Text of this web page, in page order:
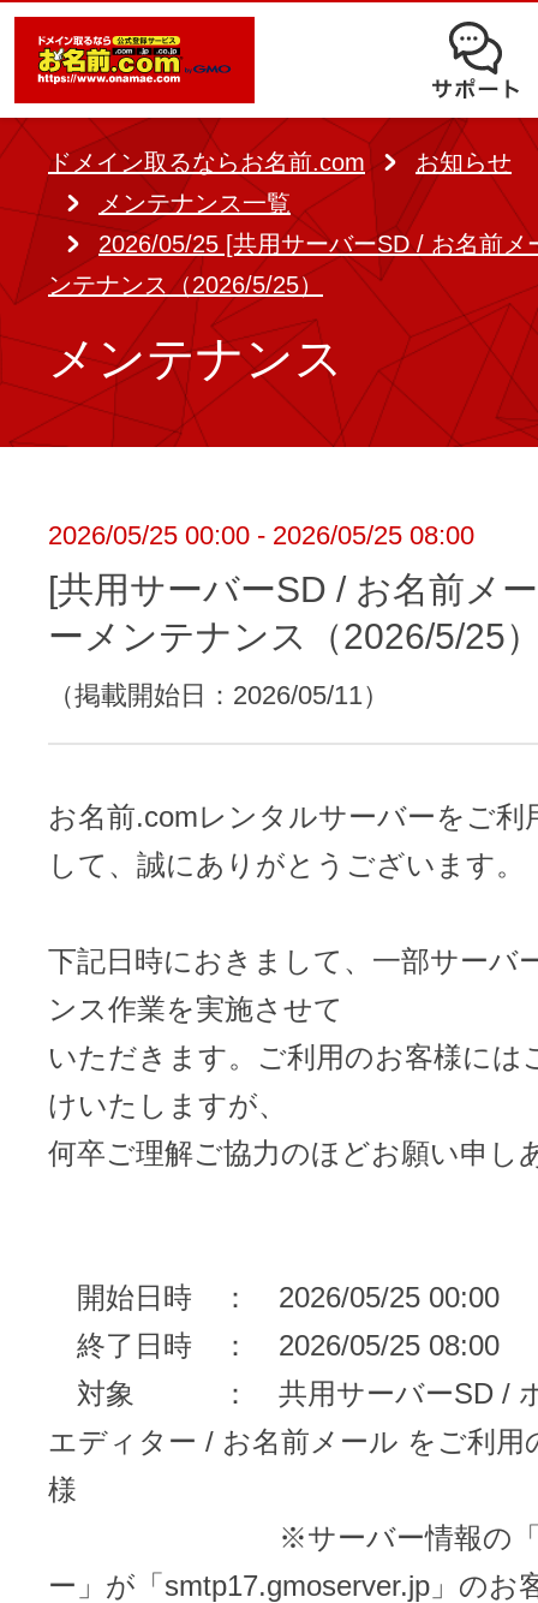
ドメインの期限を更新する
ドメイン更新
ドメイン更新とは
登録者情報変更/ドメインの譲
登録情報変更
ドメインの登録/更新/移管料金
料金一覧
ドメイン 永久無料 （ドメイン
ドメイン × サーバー同時登録
中古ドメインオークション
バックオーダー
.jpドメインバックオーダー
.com/.netドメインバックオ
コラム
中古ドメインのSEO効果は？
使いやすさと高機能の両立を実現
独自ドメイン＋サーバーが初期費用
SSLも無料でコストパフォーマンス
レンタルサーバー
AIホームページパック
も、AIにまかせてホームページを簡
ことが可能です。
AIホームページパック
お名前.comなら良質な有料
WordPressテーマShop
メール配信システム
メールマーケティング
VPS
Linuxの運用に最適な仮想化環境を用
ドメインオプション
ドメイン登録者宛のメール転送も可
Whois情報公開代行
お持ちのドメインを売るなら
ドメイン売買サービス
レンタルDNS/セカンダリDNS
DNS管理サービス
あんしん廃止
管理画面内での操作制限を可能に
ドメインプロテクション
メール転送/URL転送
サポート
サービスに関するご不明点を
よくある質問
ヘルプ
契約管理画面（お名前.com Navi）の
サーバー設定のご案内
不正利用の報告
SPAMや違法サイトの報告は
メンテナンスと障害情報のお知らせ
メンテナンス・障害情報
お問い合わせ
メール・電話・チャットはこ
販売パートナー制度
ドメイン取るならお名前.com
お知らせ
メンテナンス一覧
2026/05/25 [共用サーバーSD / お名前メ
ンテナンス（2026/5/25）
メンテナンス
2026/05/25 00:00 - 2026/05/25 08:00
[共用サーバーSD / お名前メ
ーメンテナンス（2026/5/25
（掲載開始日：2026/05/11）
お名前.comレンタルサーバーをご利
して、誠にありがとうございます。
下記日時におきまして、一部サーバ
ンス作業を実施させて
いただきます。ご利用のお客様には
けいたしますが、
何卒ご理解ご協力のほどお願い申し
開始日時 ： 2026/05/25 00:00
終了日時 ： 2026/05/25 08:00
対象 ： 共用サーバーSD / ホ
エディター / お名前メール をご利用
様
※サーバー情報の「
ー」が「smtp17.gmoserver.jp」のお